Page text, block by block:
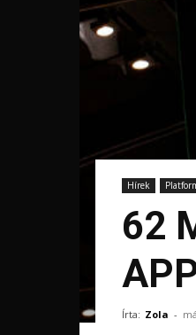
Hírek
62
Írta: Zola -